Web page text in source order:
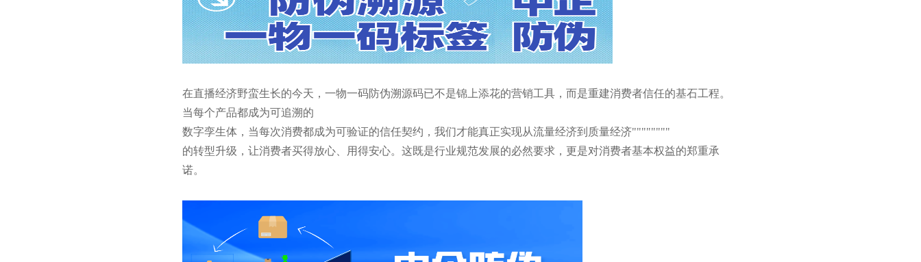
在直播经济野蛮生长的今天，一物一码防伪溯源码已不是锦上添花的营销工具，而是重建消费者信任的基石工程。
当每个产品都成为可追溯的
"
数字孪生体 "
，当每次消费都成为可验证的 "
信任契约 "
，我们才能真正实现从 "
流量经济 "
到 "
质量经济
"
的转型升级，让消费者买得放心、用得安心。这既是行业规范发展的必然要求，更是对消费者基本权益的郑重承
诺。